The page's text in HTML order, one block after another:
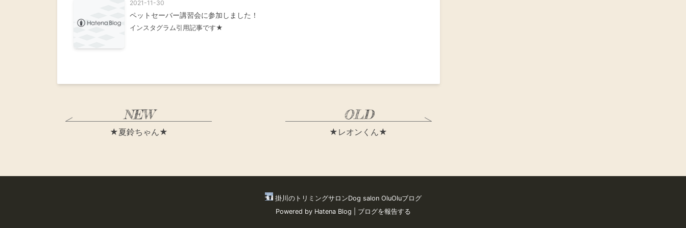
2021-11-30
ペットセーバー講習会に参加しました！
インスタグラム引用記事です★
★夏鈴ちゃん★ ★レオンくん★
掛川のトリミングサロンDog salon OluOluブログ
Powered by Hatena Blog ブログを報告する